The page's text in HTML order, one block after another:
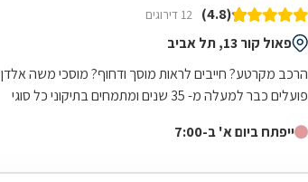
(4.8) 12 דירוגים
פאול קור 13, תל אביב
הרכב מקרטע? חייבים לראות מוסך ודחוף? מוסכי משה אלדן
פועלים כבר למעלה מ- 35 שנים ומתמחים בתיקוני כל סוגי
ייפתח ביום א' ב-7:00